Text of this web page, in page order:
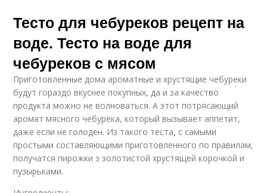
Тесто для чебуреков рецепт на
воде. Тесто на воде для
чебуреков с мясом
Приготовленные дома ароматные и хрустящие чебуреки
будут гораздо вкуснее покупных, да и за качество
продукта можно не волноваться. А этот потрясающий
аромат мясного чебурека, который вызывает аппетит,
даже если не голоден. Из такого теста, с самыми
простыми составляющими приготовленного по правилам,
получатся пирожки з золотистой хрустящей корочкой и
пузырьками.